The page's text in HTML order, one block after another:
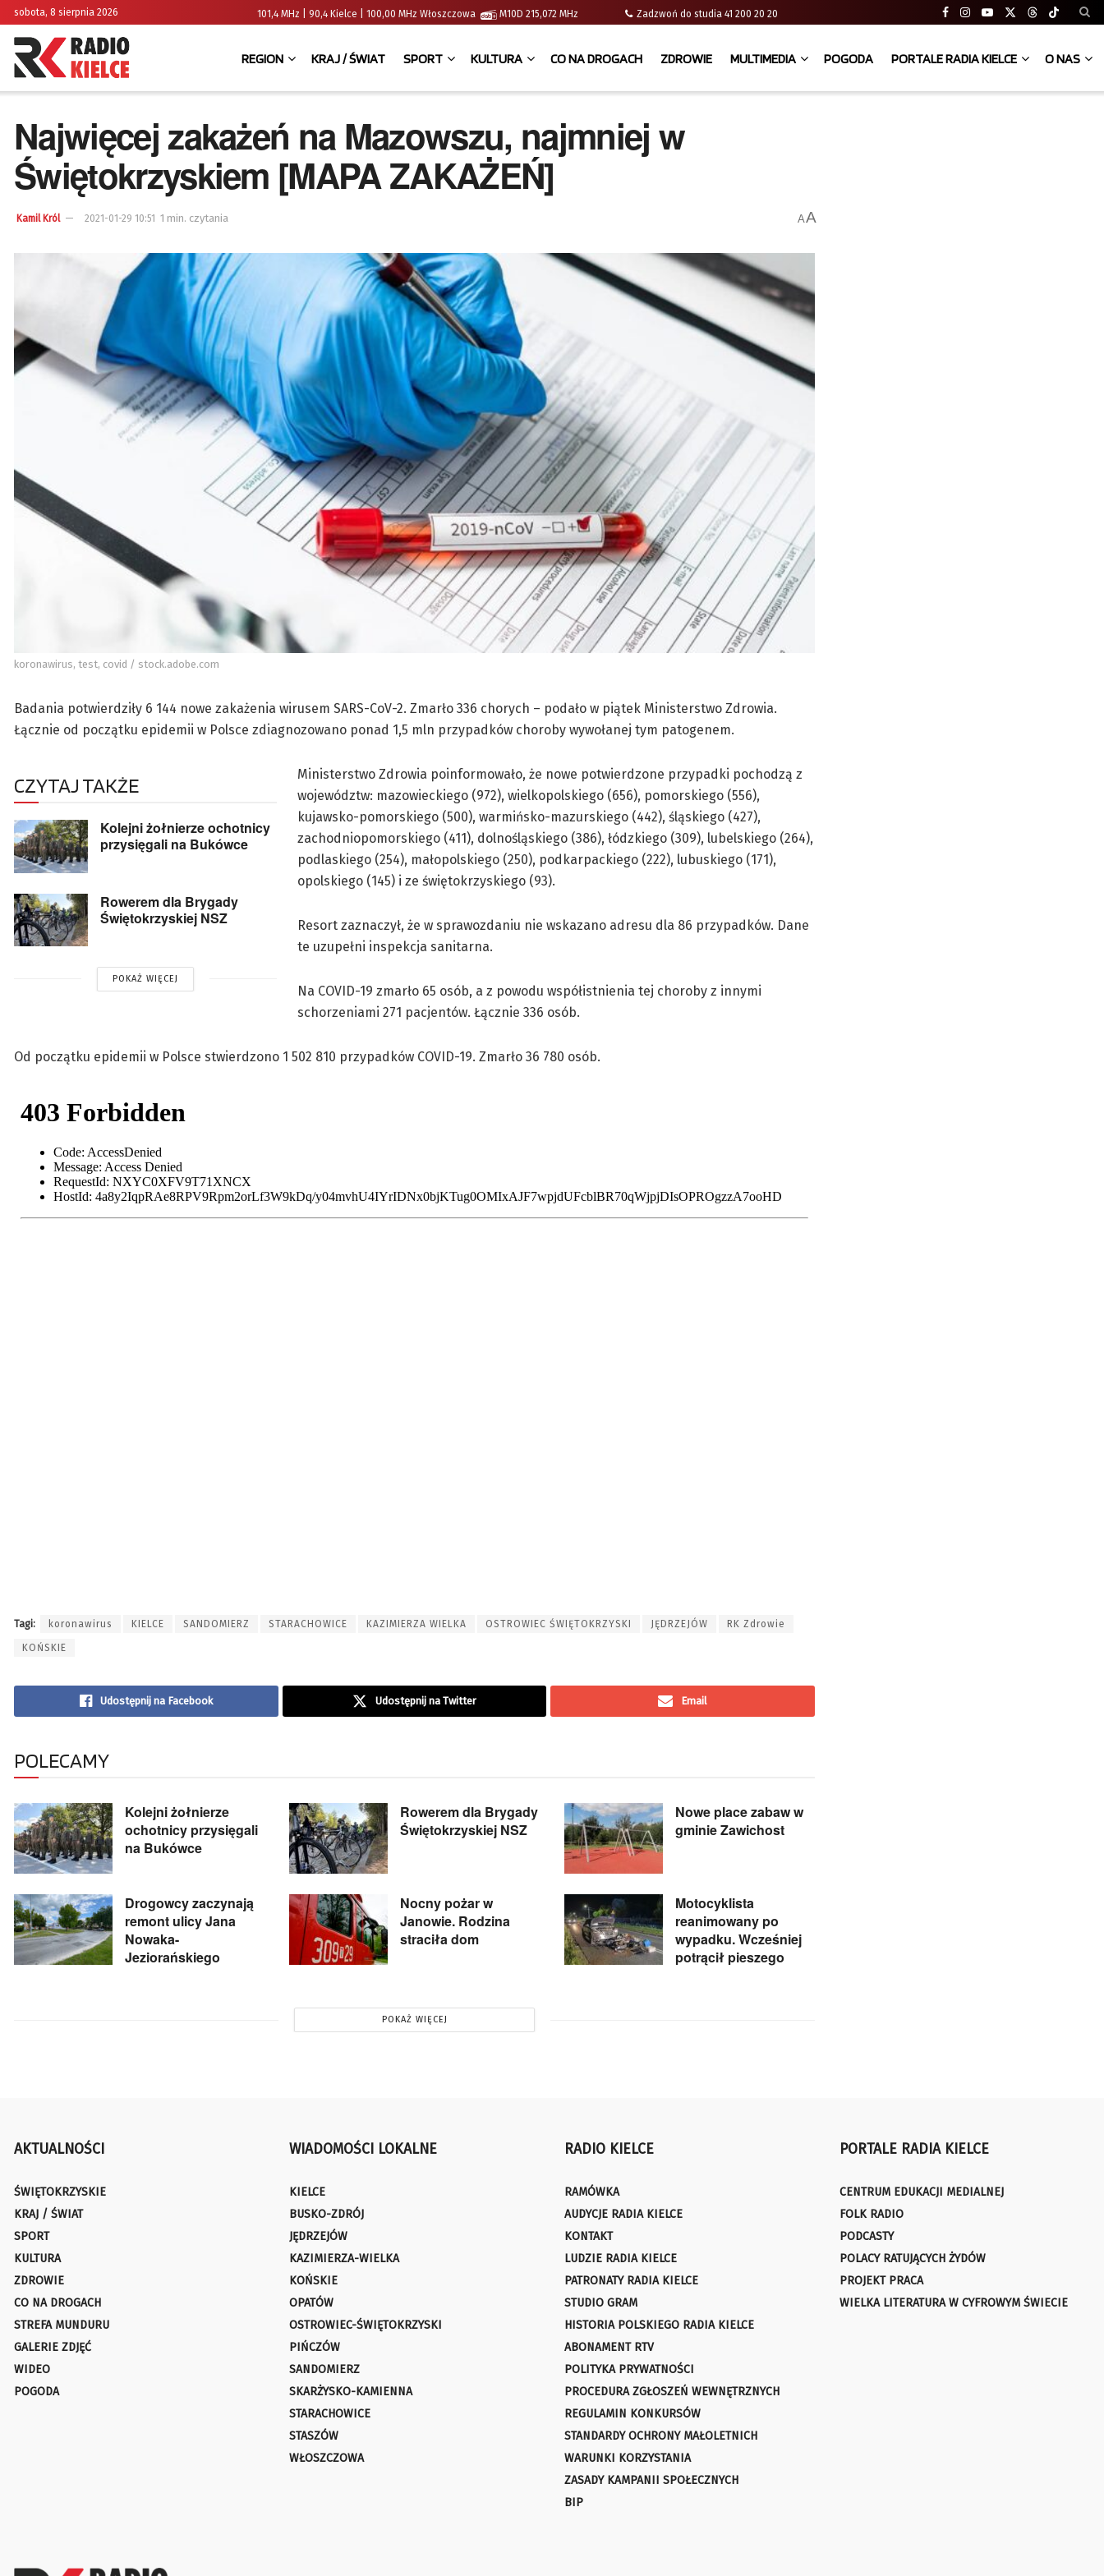
sobota, 8 sierpnia 2026 101,4 MHz | 90,4 Kielce | 100,00 MHz Włoszczowa M10D 215,072 MHz Zadzwoń do studia 41 200 20 20
REGION KRAJ / ŚWIAT SPORT KULTURA CO NA DROGACH ZDROWIE MULTIMEDIA POGODA PORTALE RADIA KIELCE O NAS
Najwięcej zakażeń na Mazowszu, najmniej w
Świętokrzyskiem [MAPA ZAKAŻEŃ]
Kamil Król 2021-01-29 10:51 1 min. czytania AA
koronawirus, test, covid / stock.adobe.com
Badania potwierdziły 6 144 nowe zakażenia wirusem SARS-CoV-2. Zmarło 336 chorych – podało w piątek Ministerstwo Zdrowia.
Łącznie od początku epidemii w Polsce zdiagnozowano ponad 1,5 mln przypadków choroby wywołanej tym patogenem.
CZYTAJ TAKŻE
Kolejni żołnierze ochotnicy
przysięgali na Bukówce
Rowerem dla Brygady
Świętokrzyskiej NSZ
POKAŻ WIĘCEJ
Ministerstwo Zdrowia poinformowało, że nowe potwierdzone przypadki pochodzą z
województw: mazowieckiego (972), wielkopolskiego (656), pomorskiego (556),
kujawsko-pomorskiego (500), warmińsko-mazurskiego (442), śląskiego (427),
zachodniopomorskiego (411), dolnośląskiego (386), łódzkiego (309), lubelskiego (264),
podlaskiego (254), małopolskiego (250), podkarpackiego (222), lubuskiego (171),
opolskiego (145) i ze świętokrzyskiego (93).
Resort zaznaczył, że w sprawozdaniu nie wskazano adresu dla 86 przypadków. Dane
te uzupełni inspekcja sanitarna.
Na COVID-19 zmarło 65 osób, a z powodu współistnienia tej choroby z innymi
schorzeniami 271 pacjentów. Łącznie 336 osób.
Od początku epidemii w Polsce stwierdzono 1 502 810 przypadków COVID-19. Zmarło 36 780 osób.
Tagi: koronawirus KIELCE SANDOMIERZ STARACHOWICE KAZIMIERZA WIELKA OSTROWIEC ŚWIĘTOKRZYSKI JĘDRZEJÓW RK Zdrowie
KOŃSKIE
Udostępnij na Facebook Udostępnij na Twitter Email
POLECAMY
Kolejni żołnierze
ochotnicy przysięgali
na Bukówce
Rowerem dla Brygady
Świętokrzyskiej NSZ
Nowe place zabaw w
gminie Zawichost
Drogowcy zaczynają
remont ulicy Jana
Nowaka-
Jeziorańskiego
Nocny pożar w
Janowie. Rodzina
straciła dom
Motocyklista
reanimowany po
wypadku. Wcześniej
potrącił pieszego
POKAŻ WIĘCEJ
AKTUALNOŚCI
ŚWIĘTOKRZYSKIE
KRAJ / ŚWIAT
SPORT
KULTURA
ZDROWIE
CO NA DROGACH
STREFA MUNDURU
GALERIE ZDJĘĆ
WIDEO
POGODA
WIADOMOŚCI LOKALNE
KIELCE
BUSKO-ZDRÓJ
JĘDRZEJÓW
KAZIMIERZA-WIELKA
KOŃSKIE
OPATÓW
OSTROWIEC-ŚWIĘTOKRZYSKI
PIŃCZÓW
SANDOMIERZ
SKARŻYSKO-KAMIENNA
STARACHOWICE
STASZÓW
WŁOSZCZOWA
RADIO KIELCE
RAMÓWKA
AUDYCJE RADIA KIELCE
KONTAKT
LUDZIE RADIA KIELCE
PATRONATY RADIA KIELCE
STUDIO GRAM
HISTORIA POLSKIEGO RADIA KIELCE
ABONAMENT RTV
POLITYKA PRYWATNOŚCI
PROCEDURA ZGŁOSZEŃ WEWNĘTRZNYCH
REGULAMIN KONKURSÓW
STANDARDY OCHRONY MAŁOLETNICH
WARUNKI KORZYSTANIA
ZASADY KAMPANII SPOŁECZNYCH
BIP
PORTALE RADIA KIELCE
CENTRUM EDUKACJI MEDIALNEJ
FOLK RADIO
PODCASTY
POLACY RATUJĄCYCH ŻYDÓW
PROJEKT PRACA
WIELKA LITERATURA W CYFROWYM ŚWIECIE